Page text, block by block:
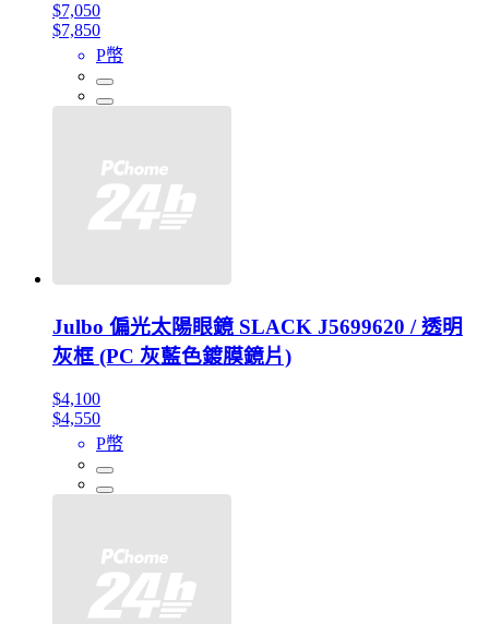
$7,050
$7,850
P幣
Julbo 偏光太陽眼鏡 SLACK J5699620 / 透明
灰框 (PC 灰藍色鍍膜鏡片)
$4,100
$4,550
P幣